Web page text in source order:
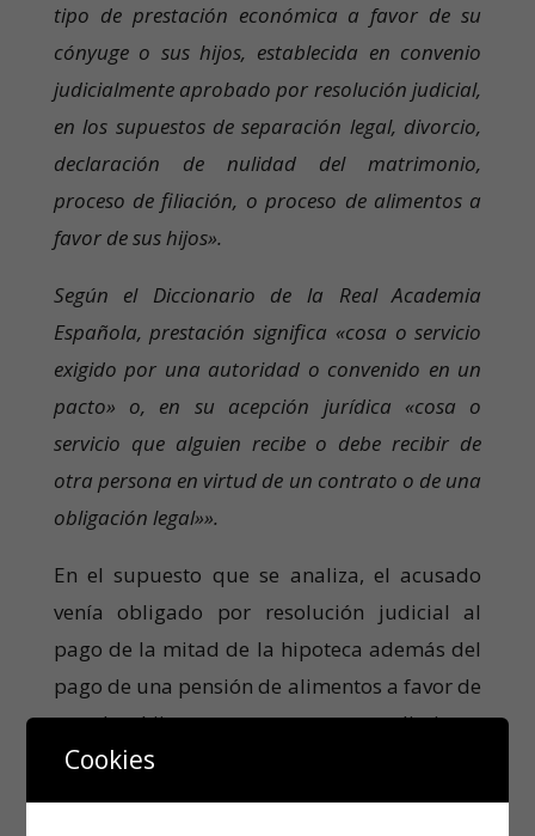
tipo de prestación económica a favor de su
cónyuge o sus hijos, establecida en convenio
judicialmente aprobado por resolución judicial,
en los supuestos de separación legal, divorcio,
declaración de nulidad del matrimonio,
proceso de filiación, o proceso de alimentos a
favor de sus hijos».
Según el Diccionario de la Real Academia
Española, prestación significa «cosa o servicio
exigido por una autoridad o convenido en un
pacto» o, en su acepción jurídica «cosa o
servicio que alguien recibe o debe recibir de
otra persona en virtud de un contrato o de una
obligación legal»».
En el supuesto que se analiza, el acusado
venía obligado por resolución judicial al
pago de la mitad de la hipoteca además del
pago de una pensión de alimentos a favor de
sus dos hijos menores, tras procedimiento
judicial y «
de ambos cónyuges, teniendo en cuenta el
Cookies